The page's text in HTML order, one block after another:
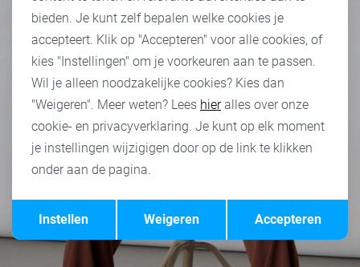
Terug Opslaan
bieden. Je kunt zelf bepalen welke cookies je
accepteert. Klik op "Accepteren" voor alle cookies, of
kies "Instellingen" om je voorkeuren aan te passen.
Wil je alleen noodzakelijke cookies? Kies dan
"Weigeren". Meer weten? Lees hieralles over onze
cookie- en privacyverklaring. Je kunt op elk moment
je instellingen wijzigigen door op de link te klikken
onder aan de pagina.
Accepteren
Weigeren
Instellen